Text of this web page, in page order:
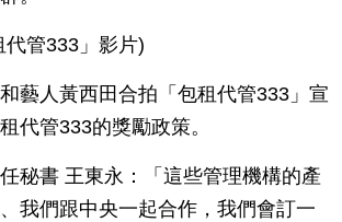
管333」影片)
藝人黃西田合拍「包租代管333」宣
代管333的獎勵政策。
秘書 王東永：「這些管理機構的產
我們跟中央一起合作，我們會訂一